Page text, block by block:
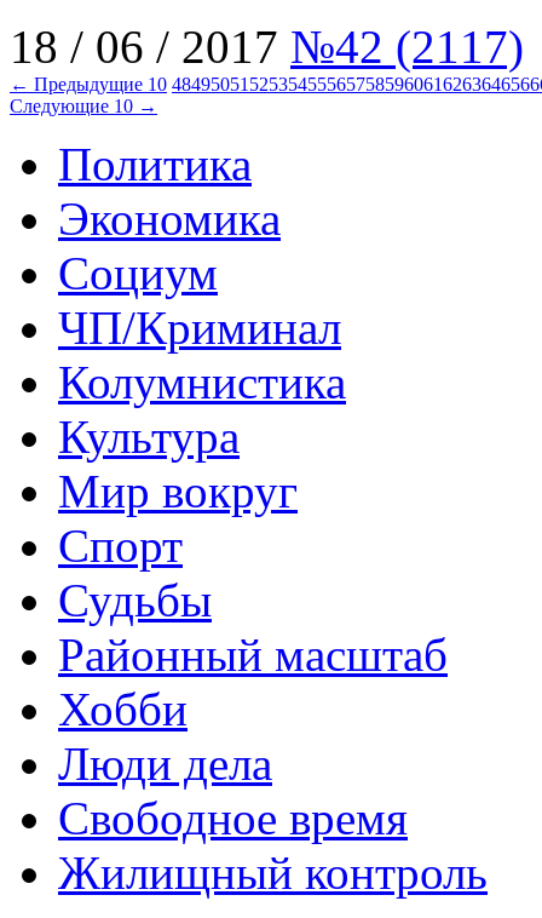
18 / 06 / 2017 №42 (2117)
← Предыдущие 10 48495051 525354555657585960616263646566
Следующие 10 →
Политика
Экономика
Социум
ЧП/Криминал
Колумнистика
Культура
Мир вокруг
Спорт
Судьбы
Районный масштаб
Хобби
Люди дела
Свободное время
Жилищный контроль